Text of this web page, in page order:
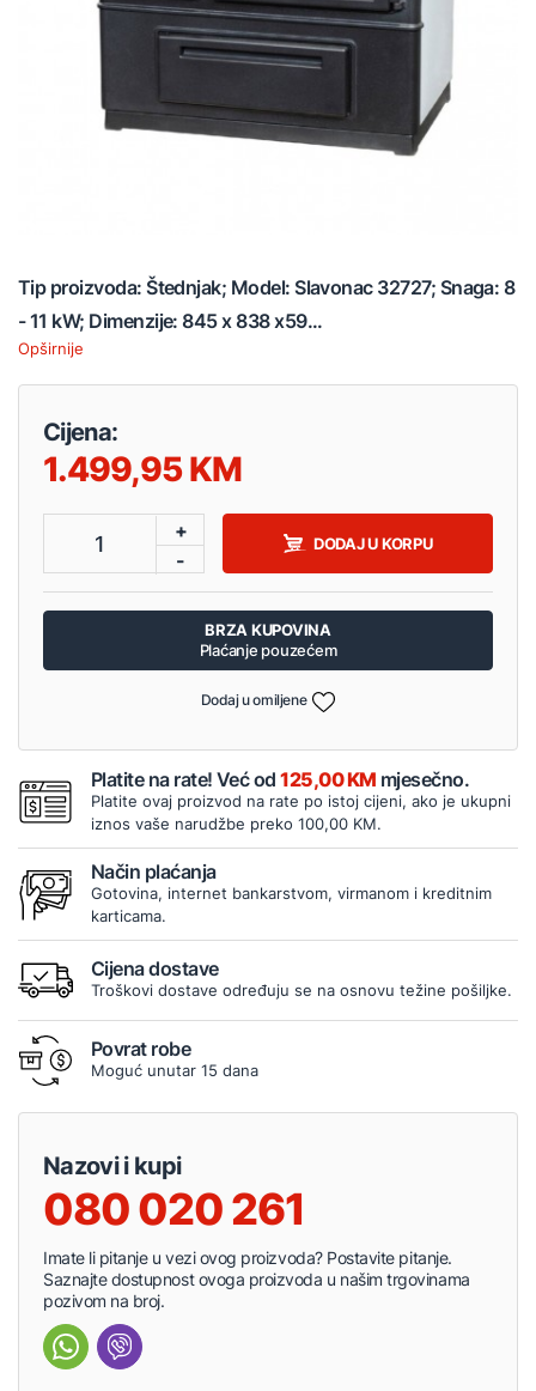
Tip proizvoda: Štednjak; Model: Slavonac 32727; Snaga: 8
- 11 kW; Dimenzije: 845 x 838 x59...
Opširnije
Cijena:
1.499,95
1
+
-
DODAJ U KORPU
BRZA KUPOVINA
Plaćanje pouzećem
Dodaj u omiljene
Platite na rate! Već od125,00 KM mjesečno.
Platite ovaj proizvod na rate po istoj cijeni, ako je ukupni
iznos vaše narudžbe preko 100,00 KM.
Način plaćanja
Gotovina, internet bankarstvom, virmanom i kreditnim
karticama.
Cijena dostave
Troškovi dostave određuju se na osnovu težine pošiljke.
Povrat robe
Moguć unutar 15 dana
Nazovi i kupi
080 020 261
Imate li pitanje u vezi ovog proizvoda? Postavite pitanje.
Saznajte dostupnost ovoga proizvoda u našim trgovinama
pozivom na broj.